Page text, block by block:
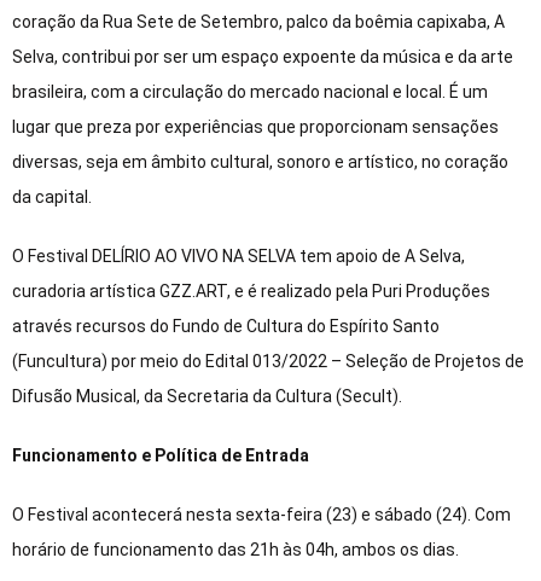
coração da Rua Sete de Setembro, palco da boêmia capixaba, A
Selva, contribui por ser um espaço expoente da música e da arte
brasileira, com a circulação do mercado nacional e local. É um
lugar que preza por experiências que proporcionam sensações
diversas, seja em âmbito cultural, sonoro e artístico, no coração
da capital.
O Festival DELÍRIO AO VIVO NA SELVA tem apoio de A Selva,
curadoria artística GZZ.ART, e é realizado pela Puri Produções
através recursos do Fundo de Cultura do Espírito Santo
(Funcultura) por meio do Edital 013/2022 – Seleção de Projetos de
Difusão Musical, da Secretaria da Cultura (Secult).
Funcionamento e Política de Entrada
O Festival acontecerá nesta sexta-feira (23) e sábado (24). Com
horário de funcionamento das 21h às 04h, ambos os dias.